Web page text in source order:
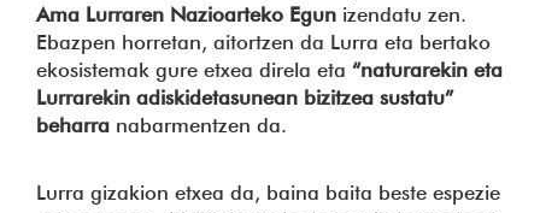
Ama Lurraren Nazioarteko Egun izendatu zen.
Ebazpen horretan, aitortzen da Lurra eta bertako
ekosistemak gure etxea direla eta “naturarekin eta
Lurrarekin adiskidetasunean bizitzea sustatu”
beharra nabarmentzen da.
Lurra gizakion etxea da, baina baita beste espezie